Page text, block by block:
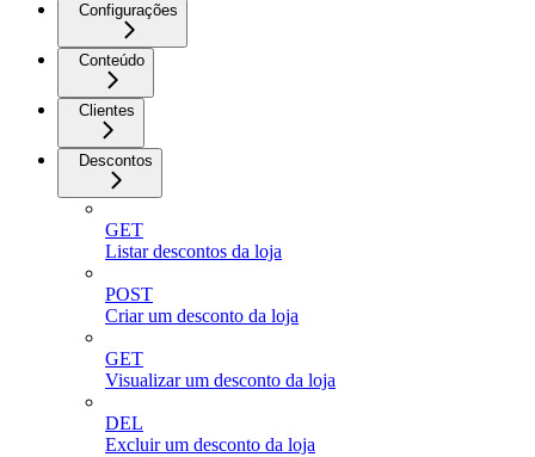
Configurações
Conteúdo
Clientes
Descontos
GET
Listar descontos da loja
POST
Criar um desconto da loja
GET
Visualizar um desconto da loja
DEL
Excluir um desconto da loja